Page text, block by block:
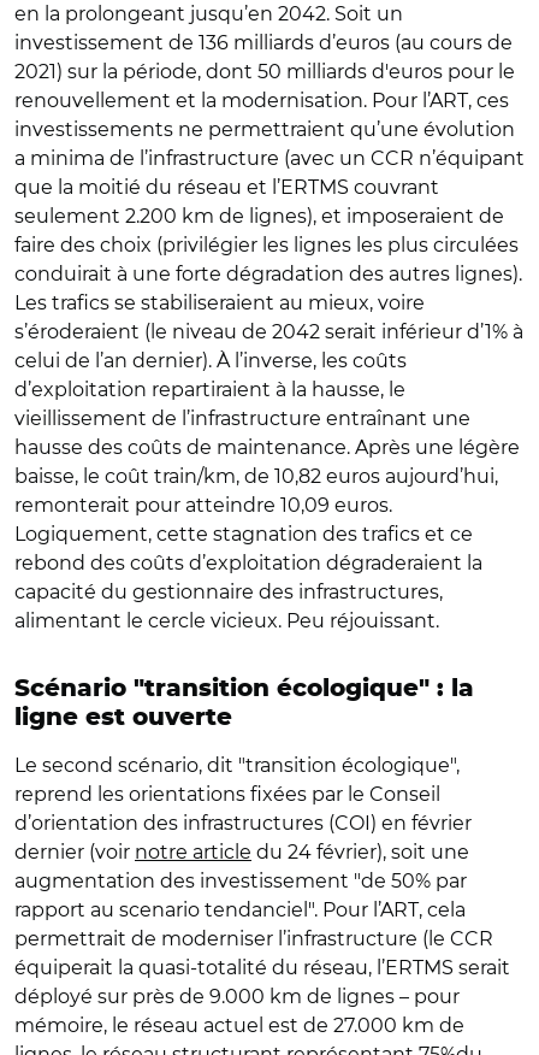
en la prolongeant jusqu’en 2042. Soit un
investissement de 136 milliards d’euros (au cours de
2021) sur la période, dont 50 milliards d'euros pour le
renouvellement et la modernisation. Pour l’ART, ces
investissements ne permettraient qu’une évolution
a minima de l’infrastructure (avec un CCR n’équipant
que la moitié du réseau et l’ERTMS couvrant
seulement 2.200 km de lignes), et imposeraient de
faire des choix (privilégier les lignes les plus circulées
conduirait à une forte dégradation des autres lignes).
Les trafics se stabiliseraient au mieux, voire
s’éroderaient (le niveau de 2042 serait inférieur d’1% à
celui de l’an dernier). À l’inverse, les coûts
d’exploitation repartiraient à la hausse, le
vieillissement de l’infrastructure entraînant une
hausse des coûts de maintenance. Après une légère
baisse, le coût train/km, de 10,82 euros aujourd’hui,
remonterait pour atteindre 10,09 euros.
Logiquement, cette stagnation des trafics et ce
rebond des coûts d’exploitation dégraderaient la
capacité du gestionnaire des infrastructures,
alimentant le cercle vicieux. Peu réjouissant.
Scénario "transition écologique" : la
ligne est ouverte
Le second scénario, dit "transition écologique",
reprend les orientations fixées par le Conseil
d’orientation des infrastructures (COI) en février
dernier (voir notre article du 24 février), soit une
augmentation des investissement "de 50% par
rapport au scenario tendanciel". Pour l’ART, cela
permettrait de moderniser l’infrastructure (le CCR
équiperait la quasi-totalité du réseau, l’ERTMS serait
déployé sur près de 9.000 km de lignes – pour
mémoire, le réseau actuel est de 27.000 km de